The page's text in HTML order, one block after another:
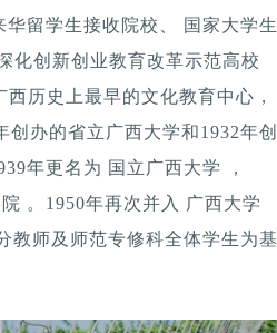
留学生接收院校、 国家大学生
化创新创业教育改革示范高校
历史上最早的文化教育中心，
办的省立广西大学和1932年创
年更名为 国立广西大学 ，
。1950年再次并入 广西大学
教师及师范专修科全体学生为基